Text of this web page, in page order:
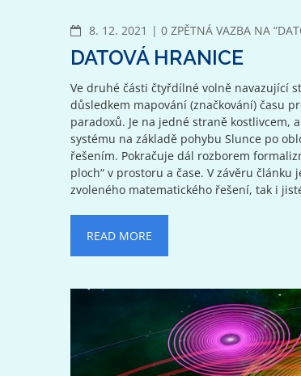
8. 12. 2021 KOMENTÁŘE
0 ZPĚTNÁ VAZBA NA
DATOVÁ HRANICE
Ve druhé části čtyřdílné volně navazující
důsledkem mapování (značkování) času
paradoxů. Je na jedné straně kostlivcem,
systému na základě pohybu Slunce po
řešením. Pokračuje dál rozborem
ploch“ v prostoru a čase. V závěru
zvoleného matematického řešení, tak i
READ MORE